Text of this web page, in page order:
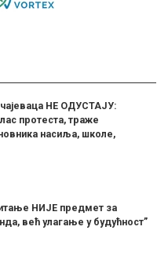
НЕ ОДУСТАЈУ:
протеста, траже
насиља, школе,
НИЈЕ предмет за
већ улагање у будућност”